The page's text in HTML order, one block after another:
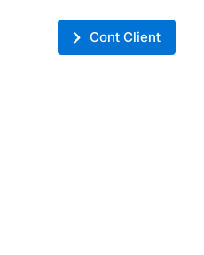
Cont Client